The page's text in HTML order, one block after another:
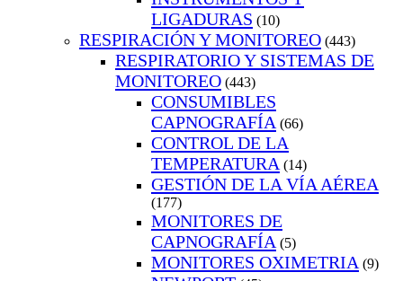
LIGADURAS (10)
RESPIRACIÓN Y MONITOREO (443)
RESPIRATORIO Y SISTEMAS DE
MONITOREO (443)
CONSUMIBLES
CAPNOGRAFÍA (66)
CONTROL DE LA
TEMPERATURA (14)
GESTIÓN DE LA VÍA AÉREA
(177)
MONITORES DE
CAPNOGRAFÍA (5)
MONITORES OXIMETRIA (9)